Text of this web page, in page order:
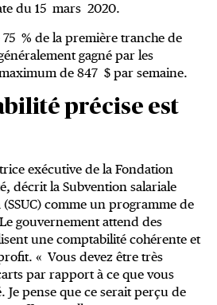
du 15 mars 2020.
% de la première tranche de
gagné par les
de 847 $ par semaine.
précise est
exécutive de la Fondation
décrit la Subvention salariale
comme un programme de
gouvernement attend des
une comptabilité cohérente et
« Vous devez être très
par rapport à ce que vous
Je pense que ce serait perçu de